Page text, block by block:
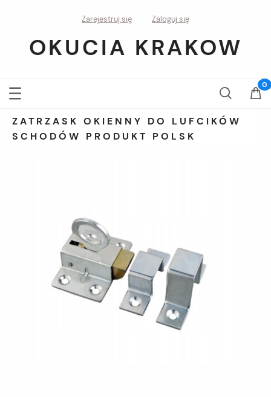
Zarejestruj się Zaloguj się
OKUCIA KRAKOW
ZATRZASK OKIENNY DO LUFCIKÓW
SCHODÓW PRODUKT POLSK